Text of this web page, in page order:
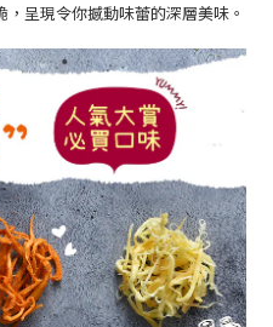
呈現令你撼動味蕾的深層美味。